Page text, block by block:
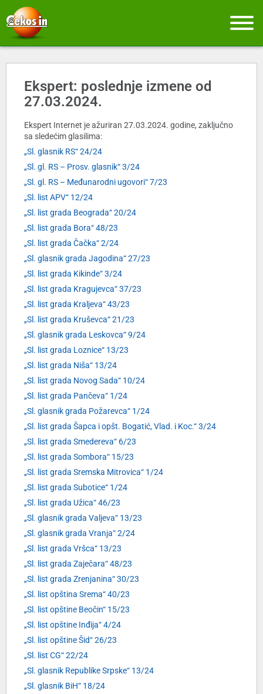
Ekspert: poslednje izmene od
27.03.2024.
Ekspert Internet je ažuriran 27.03.2024. godine, zaključno
sa sledećim glasilima:
„Sl. glasnik RS“ 24/24
„Sl. gl. RS – Prosv. glasnik“ 3/24
„Sl. gl. RS – Međunarodni ugovori“ 7/23
„Sl. list APV“ 12/24
„Sl. list grada Beograda“ 20/24
„Sl. list grada Bora“ 48/23
„Sl. list grada Čačka“ 2/24
„Sl. glasnik grada Jagodina“ 27/23
„Sl. list grada Kikinde“ 3/24
„Sl. list grada Kragujevca“ 37/23
„Sl. list grada Kraljeva“ 43/23
„Sl. list grada Kruševca“ 21/23
„Sl. glasnik grada Leskovca“ 9/24
„Sl. list grada Loznice“ 13/23
„Sl. list grada Niša“ 13/24
„Sl. list grada Novog Sada“ 10/24
„Sl. list grada Pančeva“ 1/24
„Sl. glasnik grada Požarevca“ 1/24
„Sl. list grada Šapca i opšt. Bogatić, Vlad. i Koc.“ 3/24
„Sl. list grada Smedereva“ 6/23
„Sl. list grada Sombora“ 15/23
„Sl. list grada Sremska Mitrovica“ 1/24
„Sl. list grada Subotice“ 1/24
„Sl. list grada Užica“ 46/23
„Sl. glasnik grada Valjeva“ 13/23
„Sl. glasnik grada Vranja“ 2/24
„Sl. list grada Vršca“ 13/23
„Sl. list grada Zaječara“ 48/23
„Sl. list grada Zrenjanina“ 30/23
„Sl. list opština Srema“ 40/23
„Sl. list opštine Beočin“ 15/23
„Sl. list opštine Inđija“ 4/24
„Sl. list opštine Šid“ 26/23
„Sl. list CG“ 22/24
„Sl. glasnik Republike Srpske“ 13/24
„Sl. glasnik BiH“ 18/24